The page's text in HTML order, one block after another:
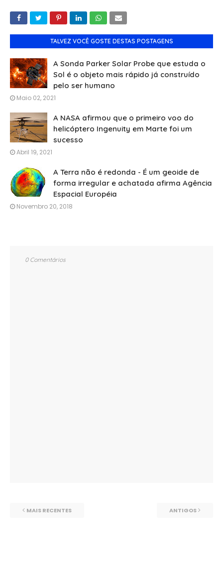
TALVEZ VOCÊ GOSTE DESTAS POSTAGENS
A Sonda Parker Solar Probe que estuda o
Sol é o objeto mais rápido já construído
pelo ser humano
Maio 02, 2021
A NASA afirmou que o primeiro voo do
helicóptero Ingenuity em Marte foi um
sucesso
Abril 19, 2021
A Terra não é redonda - É um geoide de
forma irregular e achatada afirma Agência
Espacial Européia
Novembro 20, 2018
0 Comentários
MAIS RECENTES ANTIGOS